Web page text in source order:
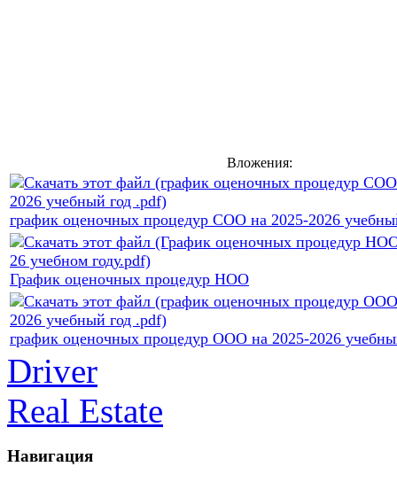
Вложения:
график оценочных процедур СОО на 2025-2026
График оценочных процедур НОО
график оценочных процедур ООО на 2025-2026
Driver
Real Estate
Навигация